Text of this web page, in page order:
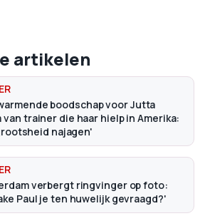
artikelen
boodschap voor Jutta
van trainer die haar hielp in Amerika:
najagen'
verbergt ringvinger op foto:
Paul je ten huwelijk gevraagd?'